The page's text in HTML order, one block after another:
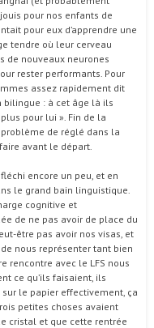
pour nos enfants de
pour eux d’apprendre une
tendre où leur cerveau
de nouveaux neurones
rester performants. Pour
assez rapidement dit
bilingue : à cet âge là ils
pour lui ». Fin de la
de réglé dans la
avant le départ.
encore un peu, et en
le grand bain linguistique.
cognitive et
de ne pas avoir de place du
être pas avoir nos visas, et
nous représenter tant bien
rencontre avec le LFS nous
ce qu’ils faisaient, ils
le papier effectivement, ça
petites choses avaient
cristal et que cette rentrée